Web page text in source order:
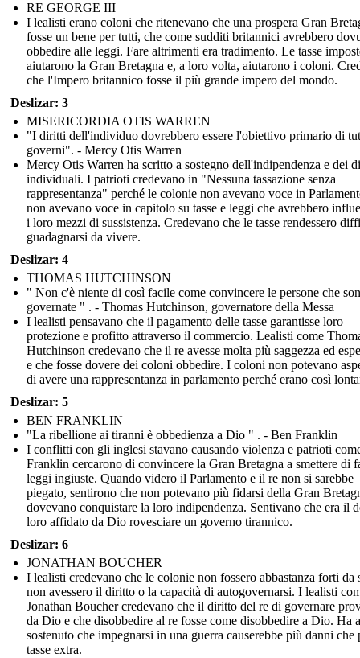
RE GEORGE III
I lealisti erano coloni che ritenevano che una prospera Gran
fosse un bene per tutti, che come sudditi britannici avrebbero
obbedire alle leggi. Fare altrimenti era tradimento. Le tasse
aiutarono la Gran Bretagna e, a loro volta, aiutarono i coloni.
che l'Impero britannico fosse il più grande impero del mondo.
Deslizar: 3
MISERICORDIA OTIS WARREN
"I diritti dell'individuo dovrebbero essere l'obiettivo primario di
governi". - Mercy Otis Warren
Mercy Otis Warren ha scritto a sostegno dell'indipendenza e dei
individuali. I patrioti credevano in "Nessuna tassazione senza
rappresentanza" perché le colonie non avevano voce in
non avevano voce in capitolo su tasse e leggi che avrebbero
i loro mezzi di sussistenza. Credevano che le tasse rendessero
guadagnarsi da vivere.
Deslizar: 4
THOMAS HUTCHINSON
" Non c'è niente di così facile come convincere le persone che
governate " . - Thomas Hutchinson, governatore della Messa
I lealisti pensavano che il pagamento delle tasse garantisse loro
protezione e profitto attraverso il commercio. Lealisti come
Hutchinson credevano che il re avesse molta più saggezza ed
e che fosse dovere dei coloni obbedire. I coloni non potevano
di avere una rappresentanza in parlamento perché erano così
Deslizar: 5
BEN FRANKLIN
"La ribellione ai tiranni è obbedienza a Dio " . - Ben Franklin
I conflitti con gli inglesi stavano causando violenza e patrioti
Franklin cercarono di convincere la Gran Bretagna a smettere di
leggi ingiuste. Quando videro il Parlamento e il re non si sarebbe
piegato, sentirono che non potevano più fidarsi della Gran
dovevano conquistare la loro indipendenza. Sentivano che era il
loro affidato da Dio rovesciare un governo tirannico.
Deslizar: 6
JONATHAN BOUCHER
I lealisti credevano che le colonie non fossero abbastanza forti da
non avessero il diritto o la capacità di autogovernarsi. I lealisti
Jonathan Boucher credevano che il diritto del re di governare
da Dio e che disobbedire al re fosse come disobbedire a Dio. Ha
sostenuto che impegnarsi in una guerra causerebbe più danni che
tasse extra.